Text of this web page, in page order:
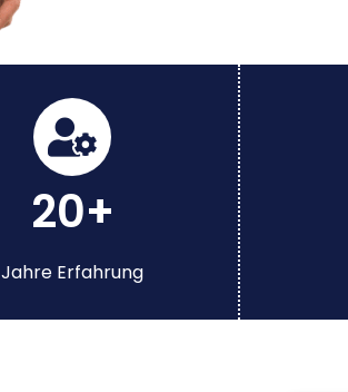
20+
Jahre Erfahrung